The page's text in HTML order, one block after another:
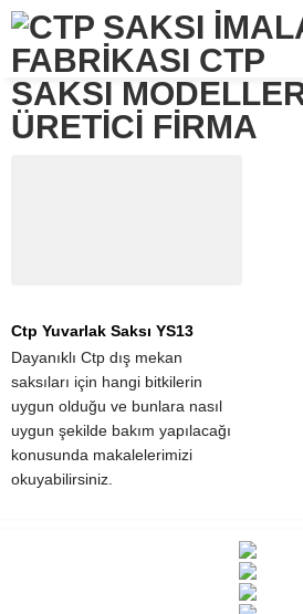
Ctp Yuvarlak Saksı YS13
Dayanıklı Ctp dış mekan
saksıları için hangi bitkilerin
uygun olduğu ve bunlara nasıl
uygun şekilde bakım yapılacağı
konusunda makalelerimizi
okuyabilirsiniz.